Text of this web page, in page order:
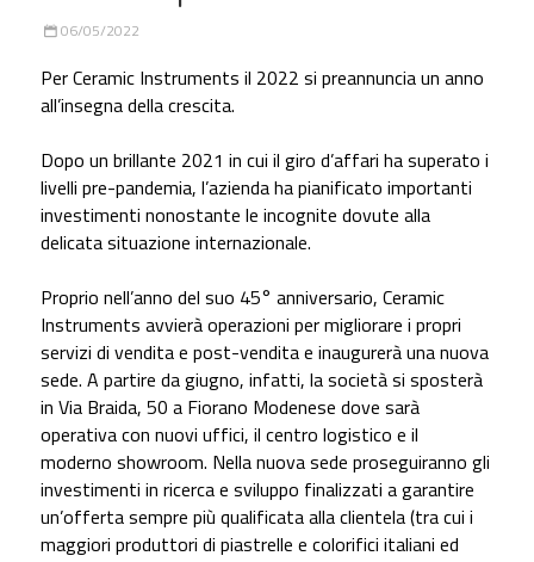
06/05/2022
Per Ceramic Instruments il 2022 si preannuncia un anno
all’insegna della crescita.
Dopo un brillante 2021 in cui il giro d’affari ha superato i
livelli pre-pandemia, l’azienda ha pianificato importanti
investimenti nonostante le incognite dovute alla
delicata situazione internazionale.
Proprio nell’anno del suo 45° anniversario, Ceramic
Instruments avvierà operazioni per migliorare i propri
servizi di vendita e post-vendita e inaugurerà una nuova
sede. A partire da giugno, infatti, la società si sposterà
in Via Braida, 50 a Fiorano Modenese dove sarà
operativa con nuovi uffici, il centro logistico e il
moderno showroom. Nella nuova sede proseguiranno gli
investimenti in ricerca e sviluppo finalizzati a garantire
un’offerta sempre più qualificata alla clientela (tra cui i
maggiori produttori di piastrelle e colorifici italiani ed